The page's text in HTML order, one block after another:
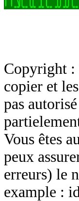
Copyright :
copier et
pas
Vous êtes
peux
erreurs) le
example :